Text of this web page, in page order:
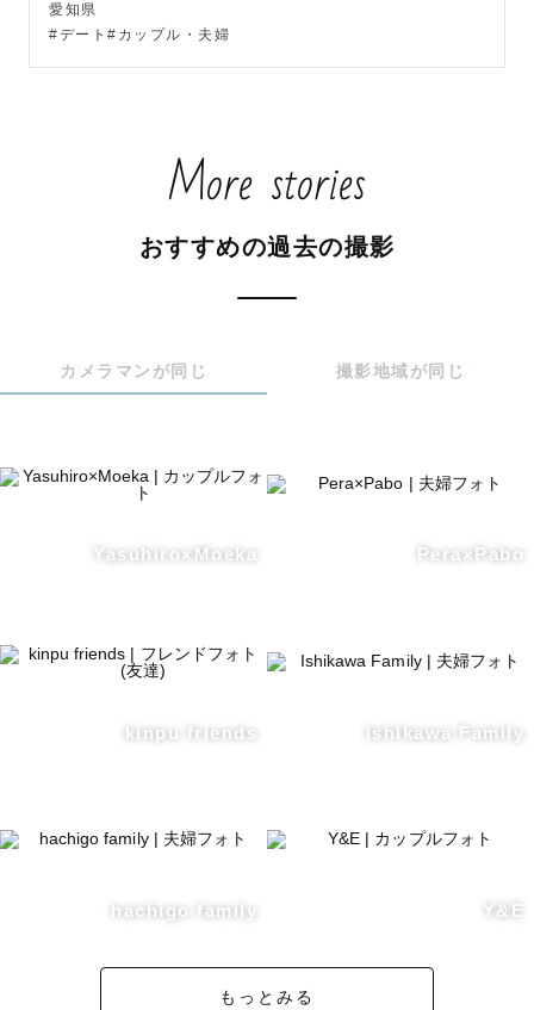
愛知県
#デート#カップル・夫婦
More stories
おすすめの過去の撮影
カメラマンが同じ 撮影地域が同じ
Yasuhiro×Moeka Pera×Pabo
kinpu friends Ishikawa Family
hachigo family Y&E
もっとみる